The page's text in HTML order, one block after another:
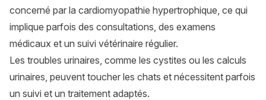
concerné par la cardiomyopathie hypertrophique, ce qui
implique parfois des consultations, des examens
médicaux et un suivi vétérinaire régulier.
Les troubles urinaires, comme les cystites ou les calculs
urinaires, peuvent toucher les chats et nécessitent parfois
un suivi et un traitement adaptés.